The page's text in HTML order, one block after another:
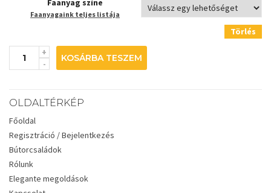
Faanyag színe
Faanyagaink teljes listája
Törlés
KOSÁRBA TESZEM
OLDALTÉRKÉP
Főoldal
Regisztráció / Bejelentkezés
Bútorcsaládok
Rólunk
Elegante megoldások